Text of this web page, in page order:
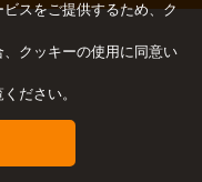
スをご提供するため、ク
クッキーの使用に同意い
ださい。